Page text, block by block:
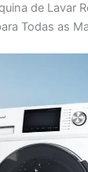
de Lavar
Todas as